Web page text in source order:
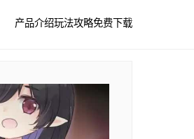
产品介绍玩法攻略免费下载